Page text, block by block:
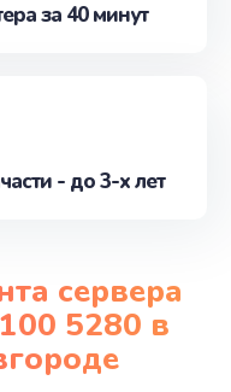
за 40 минут
- до 3-х лет
сервера
5280 в